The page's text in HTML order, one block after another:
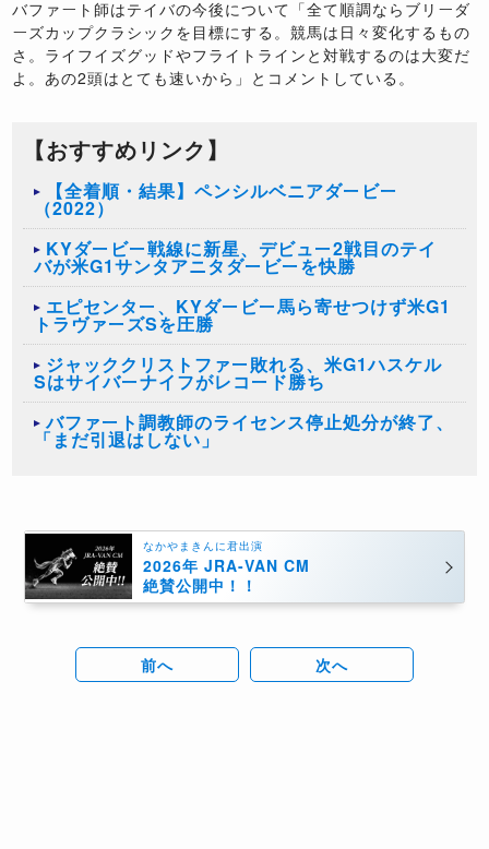
バファート師はテイバの今後について「全て順調ならブリーダ
ーズカップクラシックを目標にする。競馬は日々変化するもの
さ。ライフイズグッドやフライトラインと対戦するのは大変だ
よ。あの2頭はとても速いから」とコメントしている。
【おすすめリンク】
【全着順・結果】ペンシルベニアダービー
（2022）
KYダービー戦線に新星、デビュー2戦目のテイ
バが米G1サンタアニタダービーを快勝
エピセンター、KYダービー馬ら寄せつけず米G1
トラヴァーズSを圧勝
ジャッククリストファー敗れる、米G1ハスケル
Sはサイバーナイフがレコード勝ち
バファート調教師のライセンス停止処分が終了、
「まだ引退はしない」
なかやまきんに君出演
2026年 JRA-VAN CM
絶賛公開中！！
前へ 次へ